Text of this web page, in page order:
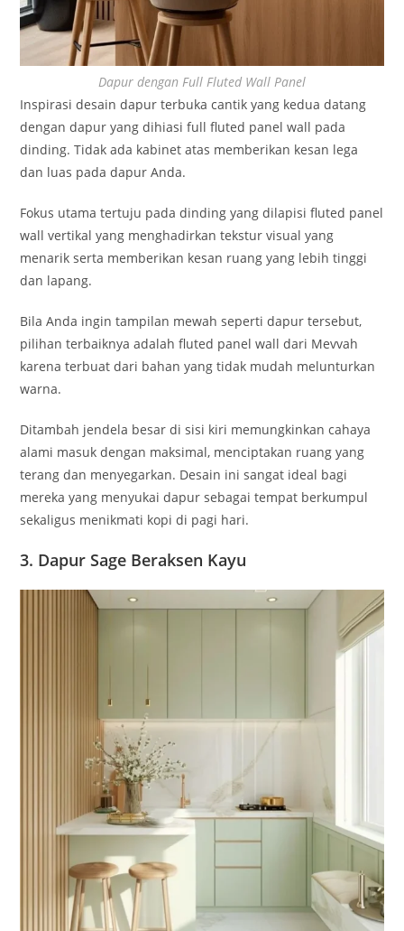
Dapur dengan Full Fluted Wall Panel
Inspirasi desain dapur terbuka cantik yang kedua datang
dengan dapur yang dihiasi full fluted panel wall pada
dinding. Tidak ada kabinet atas memberikan kesan lega
dan luas pada dapur Anda.
Fokus utama tertuju pada dinding yang dilapisi fluted panel
wall vertikal yang menghadirkan tekstur visual yang
menarik serta memberikan kesan ruang yang lebih tinggi
dan lapang.
Bila Anda ingin tampilan mewah seperti dapur tersebut,
pilihan terbaiknya adalah fluted panel wall dari Mevvah
karena terbuat dari bahan yang tidak mudah melunturkan
warna.
Ditambah jendela besar di sisi kiri memungkinkan cahaya
alami masuk dengan maksimal, menciptakan ruang yang
terang dan menyegarkan. Desain ini sangat ideal bagi
mereka yang menyukai dapur sebagai tempat berkumpul
sekaligus menikmati kopi di pagi hari.
3. Dapur Sage Beraksen Kayu